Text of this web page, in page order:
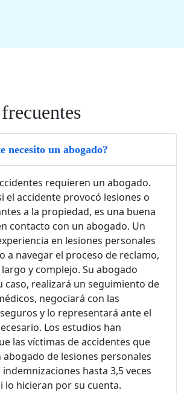
necesito un abogado?
requieren un abogado.
el accidente provocó lesiones o
a la propiedad, es una buena
contacto con un abogado. Un
en lesiones personales
a navegar el proceso de reclamo,
y complejo. Su abogado
caso, realizará un seguimiento de
negociará con las
y lo representará ante el
Los estudios han
las víctimas de accidentes que
de lesiones personales
hasta 3,5 veces
lo hicieran por su cuenta.